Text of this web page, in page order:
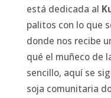
está dedicada al
palitos con lo que
donde nos recibe
qué el muñeco de
sencillo, aquí se
soja comunitaria